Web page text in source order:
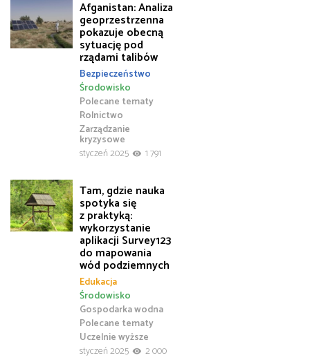
Afganistan: Analiza
geoprzestrzenna
pokazuje obecną
sytuację pod
rządami talibów
Bezpieczeństwo
Polecane tematy
Rolnictwo
Środowisko
Zarządzanie
kryzysowe
styczeń 2025
1 791
Tam, gdzie nauka
spotyka się
z praktyką:
wykorzystanie
aplikacji Survey123
do mapowania
wód podziemnych
Edukacja
Gospodarka wodna
Polecane tematy
Środowisko
Uczelnie wyższe
styczeń 2025
2 000